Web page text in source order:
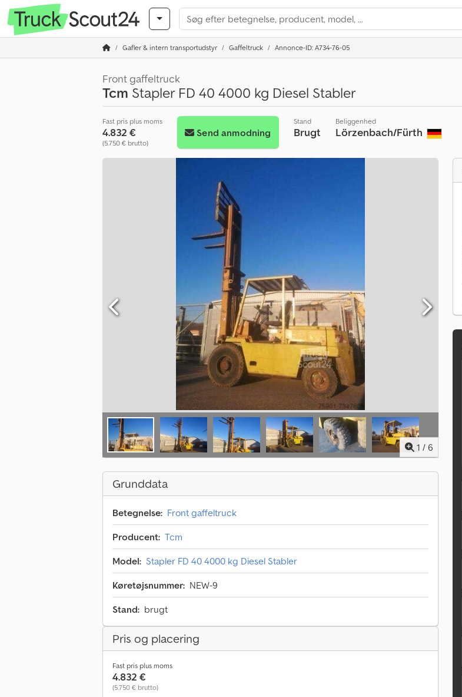
Gafler & intern transportudstyr Gaffeltruck Annonce-ID: A734-76-05
Front gaffeltruck
Tcm Stapler FD 40 4000 kg Diesel Stabler
Fast pris plus moms
4.832 €
(5.750 € brutto)
Send anmodning
Stand
Brugt
Beliggenhed
Lörzenbach/Fürth
1 / 6
Grunddata
Betegnelse: Front gaffeltruck
Producent: Tcm
Model: Stapler FD 40 4000 kg Diesel Stabler
Køretøjsnummer: NEW-9
Stand: brugt
Pris og placering
Fast pris plus moms
4.832 €
(5.750 € brutto)